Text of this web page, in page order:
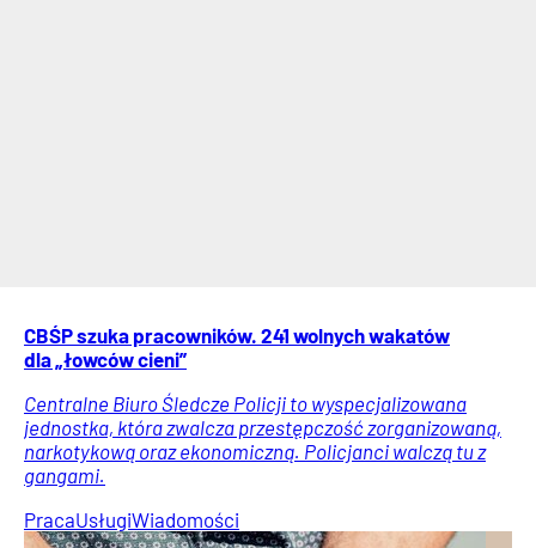
CBŚP szuka pracowników. 241 wolnych wakatów
dla „łowców cieni”
Centralne Biuro Śledcze Policji to wyspecjalizowana
jednostka, która zwalcza przestępczość zorganizowaną,
narkotykową oraz ekonomiczną. Policjanci walczą tu z
gangami.
PracaUsługiWiadomości